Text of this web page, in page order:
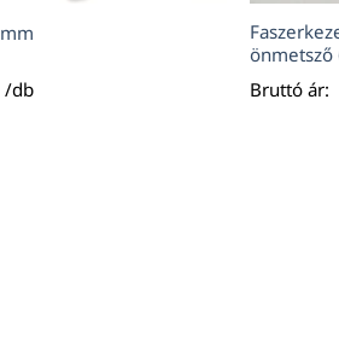
/db
önmetsző
Bruttó ár: